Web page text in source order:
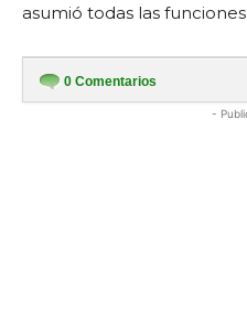
asumió todas las
0 Comentarios
-